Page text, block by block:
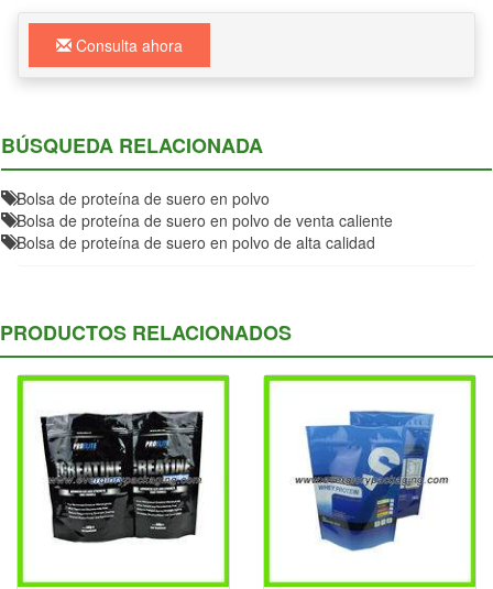
Consulta ahora
BÚSQUEDA RELACIONADA
Bolsa de proteína de suero en polvo
Bolsa de proteína de suero en polvo de venta caliente
Bolsa de proteína de suero en polvo de alta calidad
PRODUCTOS RELACIONADOS